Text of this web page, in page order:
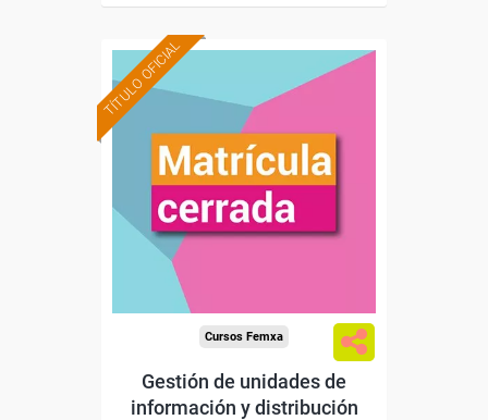
TÍTULO OFICIAL
Cursos Femxa
Gestión de unidades de
información y distribución